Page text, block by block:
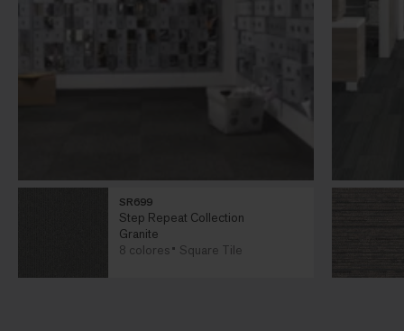
SR699
Step Repeat Collection
Granite
8 colores
Square Tile